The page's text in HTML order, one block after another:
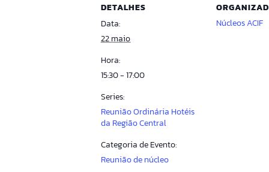
DETALHES
Data:
22 maio
Hora:
15:30 - 17:00
Series:
Reunião Ordinária Hotéis
da Região Central
Categoria de Evento:
Reunião de núcleo
Núcleos ACIF